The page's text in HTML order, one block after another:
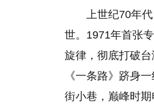
上世纪70年
世。1971年首张
旋律，彻底打破台
《一条路》跻身
街小巷，巅峰时期